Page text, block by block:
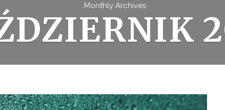
RANKING ATLASÓW
Monthly Archives